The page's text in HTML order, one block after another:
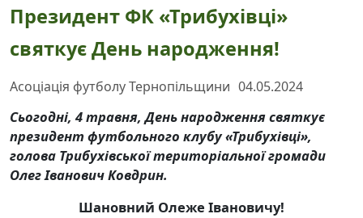
Президент ФК «Трибухівці»
святкує День народження!
Асоціація футболу Тернопільщини 04.05.2024
Сьогодні, 4 травня, День народження святкує
президент футбольного клубу «Трибухівці»,
голова Трибухівської територіальної громади
Олег Іванович Ковдрин.
Шановний Олеже Івановичу!